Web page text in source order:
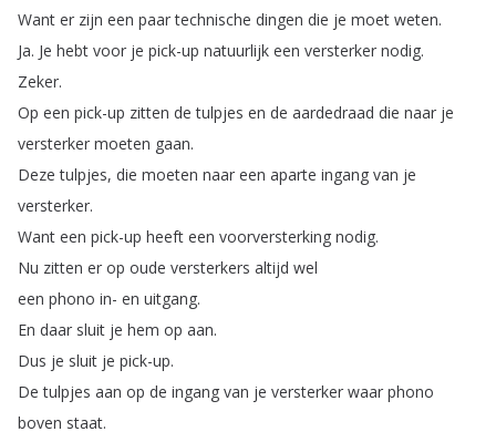
Want er zijn een paar technische dingen die je moet weten.
Ja. Je hebt voor je pick-up natuurlijk een versterker nodig.
Zeker.
Op een pick-up zitten de tulpjes en de aardedraad die naar je
versterker moeten gaan.
Deze tulpjes, die moeten naar een aparte ingang van je
versterker.
Want een pick-up heeft een voorversterking nodig.
Nu zitten er op oude versterkers altijd wel
een phono in- en uitgang.
En daar sluit je hem op aan.
Dus je sluit je pick-up.
De tulpjes aan op de ingang van je versterker waar phono
boven staat.